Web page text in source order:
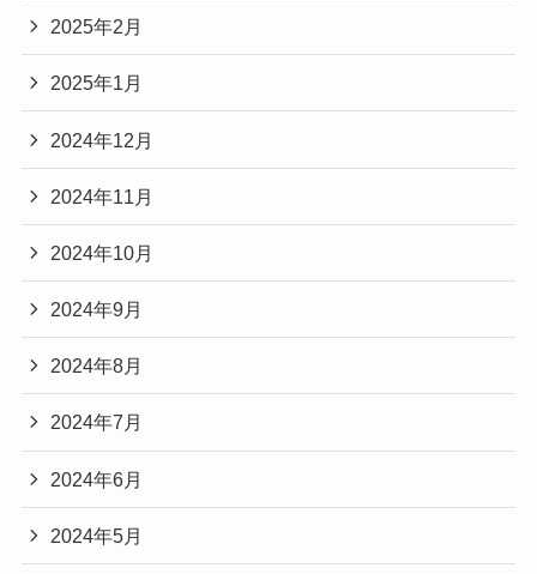
2025年2月
2025年1月
2024年12月
2024年11月
2024年10月
2024年9月
2024年8月
2024年7月
2024年6月
2024年5月